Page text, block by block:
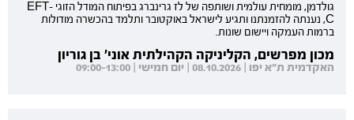
גולדמן, מומחית עולמית ושותפה של לז גרינברג בפיתוח המודל הזוגי EFT-
C, נענתה להזמנתנו ותגיע לישראל באוקטובר ותלמד בהכשרה מודולות
ברמות העמקה ויישום שונות.
מכון מפרשים, הקליניקה הקהילתית אוני' בן גוריון
האקדמית ת"א יפו | 08.10.2026 | יום חמישי | 09:00-13:00